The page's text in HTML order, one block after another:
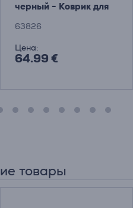
черный - Коврик для
63826
Цена:
64.99 €
товары